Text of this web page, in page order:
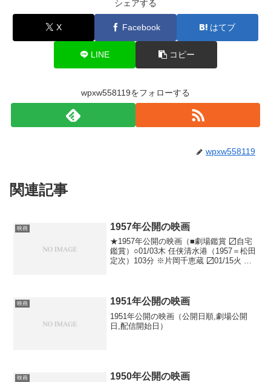
シェアする
X Facebook はてブ
LINE コピー
wpxw558119をフォローする
wpxw558119
関連記事
映画 1957年公開の映画
★1957年公開の映画（■劇場鑑賞 〼自宅
鑑賞）○01/03木 任侠清水港（1957＝松田
定次）103分 ※片岡千恵蔵 〼01/15火 蜘
映画 1951年公開の映画
1951年公開の映画（公開日順,劇場公開
日,配信開始日）
映画 1950年公開の映画